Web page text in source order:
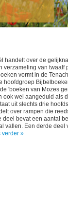
handelt over de
verzameling van
vormt in de
hoofdgroep
'boeken van Mozes
ook wel aangeduid als
uit slechts drie
over rampen die
deel bevat een aantal
vallen. Een derde
verder »